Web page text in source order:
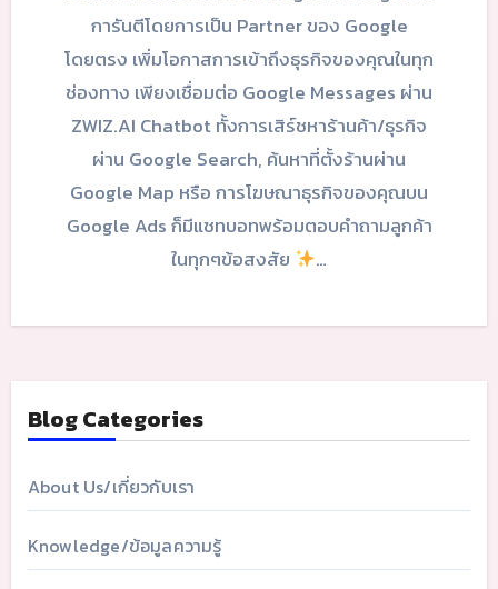
การันตีโดยการเป็น Partner ของ Google
โดยตรง เพิ่มโอกาสการเข้าถึงธุรกิจของคุณในทุก
ช่องทาง เพียงเชื่อมต่อ Google Messages ผ่าน
ZWIZ.AI Chatbot ทั้งการเสิร์ชหาร้านค้า/ธุรกิจ
ผ่าน Google Search, ค้นหาที่ตั้งร้านผ่าน
Google Map หรือ การโฆษณาธุรกิจของคุณบน
Google Ads ก็มีแชทบอทพร้อมตอบคำถามลูกค้า
ในทุกๆข้อสงสัย
…
Blog Categories
About Us/เกี่ยวกับเรา
Knowledge/ข้อมูลความรู้